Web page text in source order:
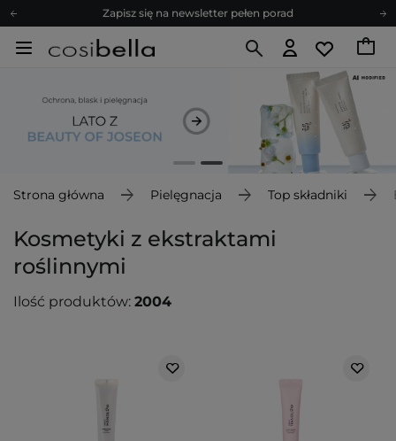
Zapisz się na newsletter pełen porad
Bezpłatne konsultacje kosmetologiczne
Poleć nas i zyskaj jeszcze więcej punktów
Zapisz się na newsletter pełen porad
Strona główna Pielęgnacja Top składniki
Kosmetyki z ekstraktami
roślinnymi
Ilość produktów: 2004